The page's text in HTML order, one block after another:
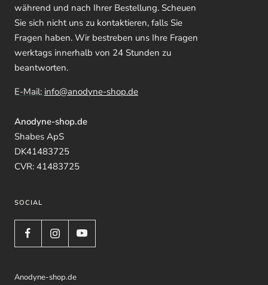
während und nach Ihrer Bestellung. Scheuen
Sie sich nicht uns zu kontaktieren, falls Sie
Fragen haben. Wir bestreben uns Ihre Fragen
werktags innerhalb von 24 Stunden zu
beantworten.
E-Mail: info@anodyne-shop.de
Anodyne-shop.de
Shabes ApS
DK41483725
CVR: 41483725
SOCIAL
Anodyne-shop.de